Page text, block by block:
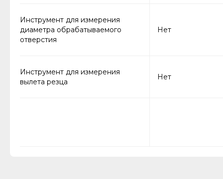
Инструмент для измерения
диаметра обрабатываемого
отверстия
Нет
Инструмент для измерения
вылета резца
Нет